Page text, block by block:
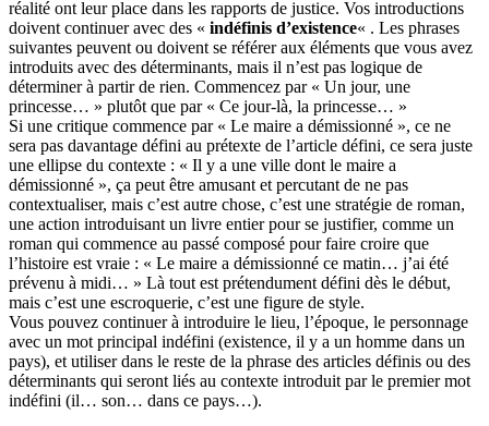
réalité ont leur place dans les rapports de justice. Vos introductions
doivent continuer avec des « indéfinis d’existence« . Les phrases
suivantes peuvent ou doivent se référer aux éléments que vous avez
introduits avec des déterminants, mais il n’est pas logique de
déterminer à partir de rien. Commencez par « Un jour, une
princesse… » plutôt que par « Ce jour-là, la princesse… »
Si une critique commence par « Le maire a démissionné », ce ne
sera pas davantage défini au prétexte de l’article défini, ce sera juste
une ellipse du contexte : « Il y a une ville dont le maire a
démissionné », ça peut être amusant et percutant de ne pas
contextualiser, mais c’est autre chose, c’est une stratégie de roman,
une action introduisant un livre entier pour se justifier, comme un
roman qui commence au passé composé pour faire croire que
l’histoire est vraie : « Le maire a démissionné ce matin… j’ai été
prévenu à midi… » Là tout est prétendument défini dès le début,
mais c’est une escroquerie, c’est une figure de style.
Vous pouvez continuer à introduire le lieu, l’époque, le personnage
avec un mot principal indéfini (existence, il y a un homme dans un
pays), et utiliser dans le reste de la phrase des articles définis ou des
déterminants qui seront liés au contexte introduit par le premier mot
indéfini (il… son… dans ce pays…).